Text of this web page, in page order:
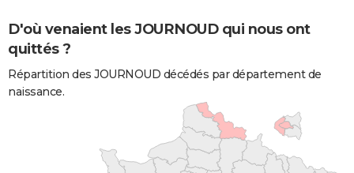
D'où venaient les JOURNOUD qui nous ont
quittés ?
Répartition des JOURNOUD décédés par département de
naissance.